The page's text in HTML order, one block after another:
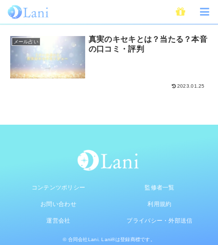
李新陽先生
メール占い
真実のキセキとは？当たる？本音
の口コミ・評判
2023.01.25
コンテンツポリシー 監修者一覧
お問い合わせ 利用規約
運営会社 プライバシー・外部送信
© 合同会社Lani. Lani®は登録商標です。